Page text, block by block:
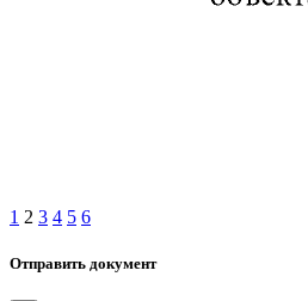
1 2 3 4 5 6
Отправить документ